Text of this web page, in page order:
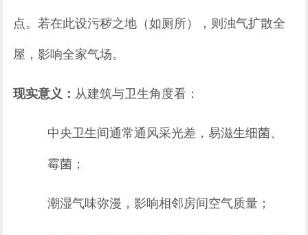
点。若在此设污秽之地（如厕所），则浊气扩散全
屋，影响全家气场。
现实意义： 从建筑与卫生角度看：
中央卫生间通常通风采光差，易滋生细菌、
霉菌；
潮湿气味弥漫，影响相邻房间空气质量；